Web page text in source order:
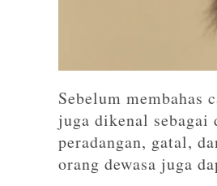
Sebelum
juga dikenal
peradangan, gatal,
orang dewasa juga